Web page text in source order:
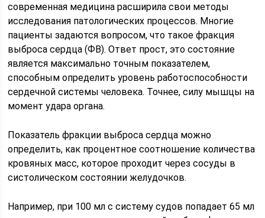
современная медицина расширила свои методы
исследования патологических процессов. Многие
пациенты задаются вопросом, что такое фракция
выброса сердца (ФВ). Ответ прост, это состояние
является максимально точным показателем,
способным определить уровень работоспособности
сердечной системы человека. Точнее, силу мышцы на
момент удара органа.
Показатель фракции выброса сердца можно
определить, как процентное соотношение количества
кровяных масс, которое проходит через сосуды в
систолическом состоянии желудочков.
Например, при 100 мл с систему судов попадает 65 мл